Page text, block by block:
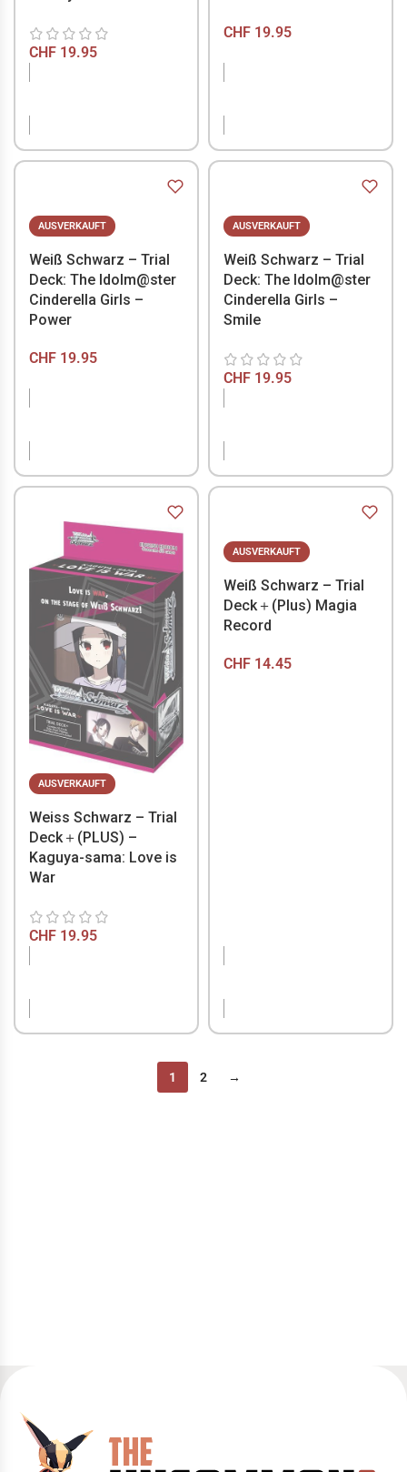
CHF 19.95
CHF19.95
AUSVERKAUFT
Weiß Schwarz – Trial
Deck: The Idolm@ster
Cinderella Girls –
Power
CHF 19.95
AUSVERKAUFT
Weiß Schwarz – Trial
Deck: The Idolm@ster
Cinderella Girls –
Smile
CHF19.95
AUSVERKAUFT
Weiss Schwarz – Trial
Deck＋(PLUS) –
Kaguya-sama: Love is
War
CHF 19.95
AUSVERKAUFT
Weiß Schwarz – Trial
Deck＋(Plus) Magia
Record
CHF14.45
1 2 →